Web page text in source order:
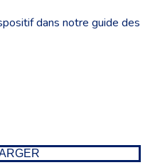
dans notre guide des